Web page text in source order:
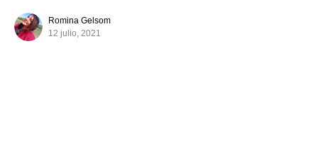
Romina Gelsom
12 julio, 2021